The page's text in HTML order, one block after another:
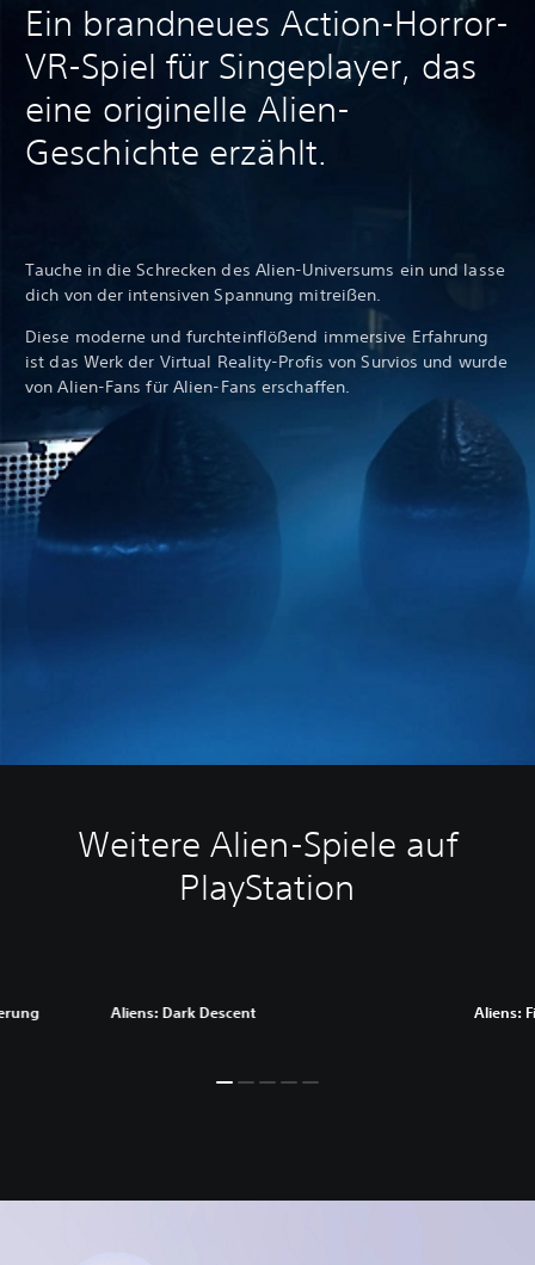
Ein brandneues Action-Horror-
VR-Spiel für Singeplayer, das
eine originelle Alien-
Geschichte erzählt.
Tauche in die Schrecken des Alien-Universums ein und lasse
dich von der intensiven Spannung mitreißen.
Diese moderne und furchteinflößend immersive Erfahrung
ist das Werk der Virtual Reality-Profis von Survios und wurde
von Alien-Fans für Alien-Fans erschaffen.
Weitere Alien-Spiele auf
PlayStation
Aliens: Dark Descent Aliens: